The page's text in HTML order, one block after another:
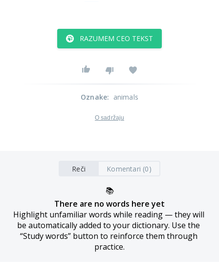
RAZUMEM CEO TEKST
Oznake: animals
O sadržaju
Reči Komentari (0)
📚
There are no words here yet
Highlight unfamiliar words while reading — they will
be automatically added to your dictionary. Use the
“Study words” button to reinforce them through
practice.